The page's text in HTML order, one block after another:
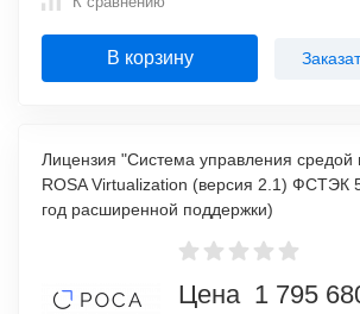
В корзину
Лицензия "Система управления средой
ROSA Virtualization (версия 2.1) ФСТЭК
год расширенной поддержки)
Цена 1 795